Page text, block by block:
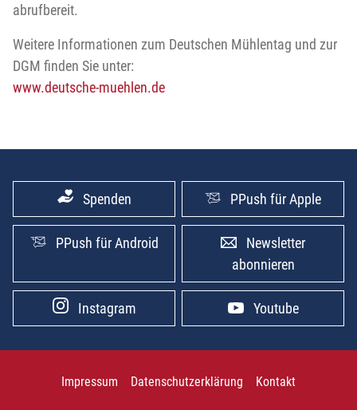
abrufbereit.
Weitere Informationen zum Deutschen Mühlentag und zur
DGM finden Sie unter:
www.deutsche-muehlen.de
Spenden PPush für Apple
PPush für Android
Newsletter
abonnieren
Instagram Youtube
Impressum Datenschutzerklärung Kontakt